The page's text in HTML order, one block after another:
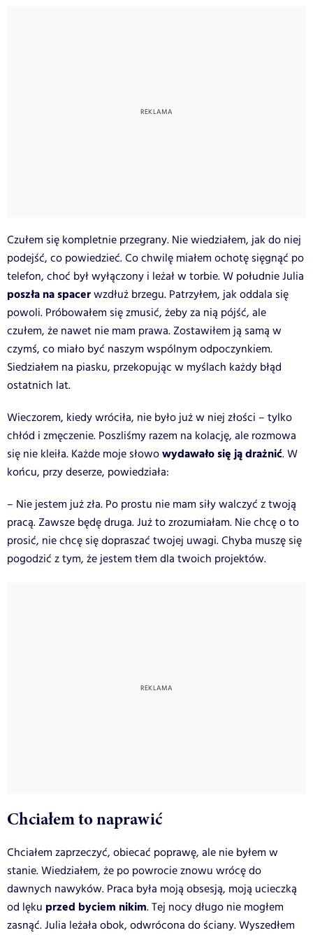
Czułem się kompletnie przegrany. Nie wiedziałem, jak do niej
podejść, co powiedzieć. Co chwilę miałem ochotę sięgnąć po
telefon, choć był wyłączony i leżał w torbie. W południe Julia
poszła na spacerwzdłuż brzegu. Patrzyłem, jak oddala się
powoli. Próbowałem się zmusić, żeby za nią pójść, ale
czułem, że nawet nie mam prawa. Zostawiłem ją samą w
czymś, co miało być naszym wspólnym odpoczynkiem.
Siedziałem na piasku, przekopując w myślach każdy błąd
ostatnich lat.
Wieczorem, kiedy wróciła, nie było już w niej złości – tylko
chłód i zmęczenie. Poszliśmy razem na kolację, ale rozmowa
się nie kleiła. Każde moje słowowydawało się ją drażnić. W
końcu, przy deserze, powiedziała:
– Nie jestem już zła. Po prostu nie mam siły walczyć z twoją
pracą. Zawsze będę druga. Już to zrozumiałam. Nie chcę o to
prosić, nie chcę się dopraszać twojej uwagi. Chyba muszę się
pogodzić z tym, że jestem tłem dla twoich projektów.
Chciałem to naprawić
Chciałem zaprzeczyć, obiecać poprawę, ale nie byłem w
stanie. Wiedziałem, że po powrocie znowu wrócę do
dawnych nawyków. Praca była moją obsesją, moją ucieczką
od lęku przed byciem nikim. Tej nocy długo nie mogłem
zasnąć. Julia leżała obok, odwrócona do ściany. Wyszedłem